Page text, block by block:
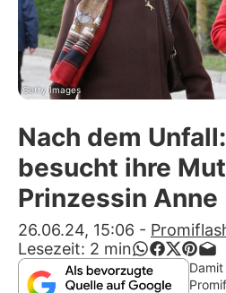
Familie &
Promiflash
Alle Themen auf
App
Team
Getty Images
Nach dem
besucht ihre
Prinzessin Anne
26.06.24, 15:06 -
Lesezeit: 2 min